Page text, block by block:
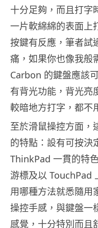
十分足夠，而且打字
一片軟綿綿的表面上
按鍵有反應，筆者試
痛，如果你也像我般
Carbon 的鍵盤應該
有背光功能，背光亮
較暗地方打字，都不
至於滑鼠操控方面，
的特點：設有可按決
ThinkPad 一貫的特
游標及以 TouchPad
用哪種方法就悉隨用
操控手感，與鍵盤一
感覺，十分特別而且